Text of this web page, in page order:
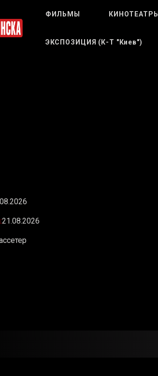
ФИЛЬМЫ КИНОТЕАТРЫ
ЭКСПОЗИЦИЯ (к-Т "Киев")
21.08.2026